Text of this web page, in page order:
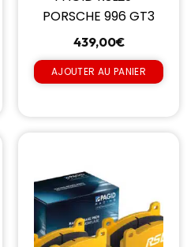
PORSCHE 996 GT3
439,00€
AJOUTER AU PANIER